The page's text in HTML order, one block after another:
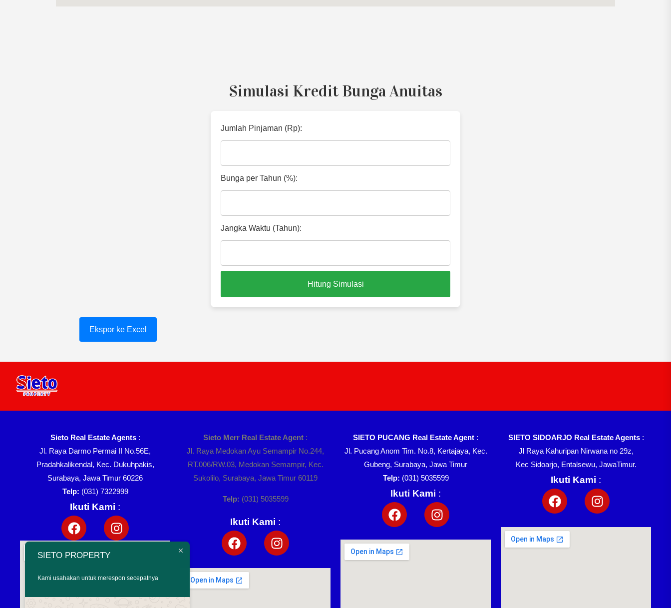
Simulasi Kredit Bunga Anuitas
Jumlah Pinjaman (Rp):
Bunga per Tahun (%):
Jangka Waktu (Tahun):
Hitung Simulasi
Ekspor ke Excel
Sieto Real Estate Agents:
Jl. Raya Darmo Permai II No.56E,
Pradahkalikendal, Kec. Dukuhpakis,
Surabaya, Jawa Timur 60226
Telp: (031) 7322999
Ikuti Kami :
Sieto Merr Real Estate Agent :
Jl. Raya Medokan Ayu Semampir No.244,
RT.006/RW.03, Medokan Semampir, Kec.
Sukolilo, Surabaya, Jawa Timur 60119
Telp: (031) 5035599
Ikuti Kami :
SIETO PUCANG Real Estate Agent :
Jl. Pucang Anom Tim. No.8, Kertajaya, Kec.
Gubeng, Surabaya, Jawa Timur
Telp: (031) 5035599
Ikuti Kami :
SIETO SIDOARJO Real Estate Agents:
Jl Raya Kahuripan Nirwana no 29z,
Kec Sidoarjo, Entalsewu, JawaTimur.
Ikuti Kami :
SIETO PROPERTY
Kami usahakan untuk merespon secepatnya